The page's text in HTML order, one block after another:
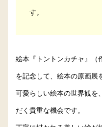
す。
絵本『トントンカチャ』（
を記念して、絵本の原画展
可愛らしい絵本の世界観を
だく貴重な機会です。